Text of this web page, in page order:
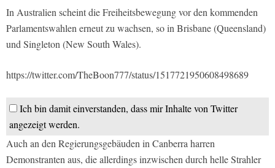
In Australien scheint die Freiheitsbewegung vor den kommenden
Parlamentswahlen erneut zu wachsen, so in Brisbane (Queensland)
und Singleton (New South Wales).
https://twitter.com/TheBoon777/status/1517721950608498689
Ich bin damit einverstanden, dass mir Inhalte von Twitter
angezeigt werden.
Auch an den Regierungsgebäuden in Canberra harren
Demonstranten aus, die allerdings inzwischen durch helle Strahler